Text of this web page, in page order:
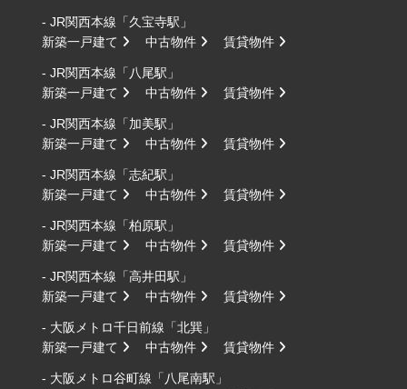
- JR関西本線「久宝寺駅」
新築一戸建て
中古物件 賃貸物件
- JR関西本線「八尾駅」
新築一戸建て
中古物件 賃貸物件
- JR関西本線「加美駅」
新築一戸建て
中古物件 賃貸物件
- JR関西本線「志紀駅」
新築一戸建て
中古物件 賃貸物件
- JR関西本線「柏原駅」
新築一戸建て
中古物件 賃貸物件
- JR関西本線「高井田駅」
新築一戸建て
中古物件 賃貸物件
- 大阪メトロ千日前線「北巽」
新築一戸建て
中古物件 賃貸物件
- 大阪メトロ谷町線「八尾南駅」